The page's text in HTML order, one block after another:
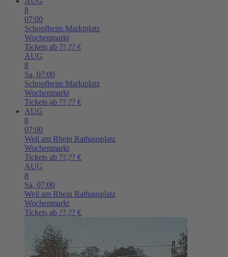
8
07:00
Schopfheim Marktplatz
Wochenmarkt
Tickets ab ??,?? €
AUG
8
Sa, 07:00
Schopfheim Marktplatz
Wochenmarkt
Tickets ab ??,?? €
AUG
8
07:00
Weil am Rhein Rathausplatz
Wochenmarkt
Tickets ab ??,?? €
AUG
8
Sa, 07:00
Weil am Rhein Rathausplatz
Wochenmarkt
Tickets ab ??,?? €